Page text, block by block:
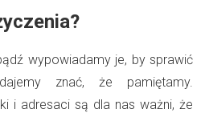
wypowiadamy je, by sprawić
znać, że pamiętamy.
i adresaci są dla nas ważni, że